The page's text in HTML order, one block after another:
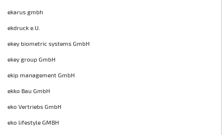
ekarus gmbh
ekdruck e.U.
ekey biometric systems GmbH
ekey group GmbH
ekip management GmbH
ekko Bau GmbH
eko Vertriebs GmbH
eko lifestyle GMBH